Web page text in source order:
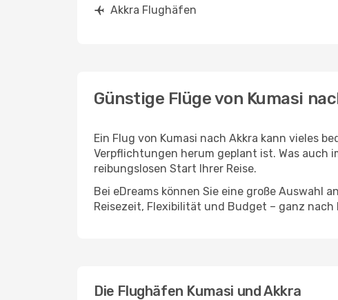
Akkra Flughäfen
Günstige Flüge von Kumasi
Ein Flug von Kumasi nach Akkra kann vieles
Verpflichtungen herum geplant ist. Was auch
reibungslosen Start Ihrer Reise.
Bei eDreams können Sie eine große Auswahl
Reisezeit, Flexibilität und Budget – ganz
Die Flughäfen Kumasi und Akkra